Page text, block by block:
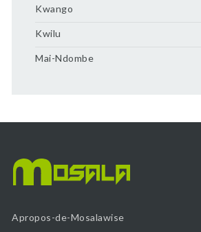
Kwango
Kwilu
Mai-Ndombe
Apropos-de-Mosalawise